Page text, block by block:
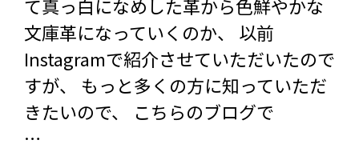
て真っ白になめした革から色鮮やかな
文庫革になっていくのか、 以前
Instagramで紹介させていただいたので
すが、 もっと多くの方に知っていただ
きたいので、 こちらのブログで
…